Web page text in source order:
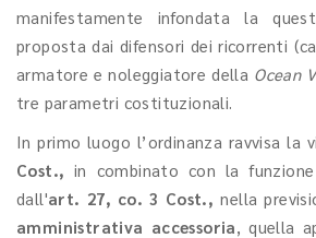
manifestamente infondata la
proposta dai difensori dei ricorrenti
armatore e noleggiatore della Ocean
tre parametri costituzionali.
In primo luogo l’ordinanza ravvisa la
Cost.,in combinato con la
dall'art. 27, co. 3 Cost.,nella
amministrativa accessoria, quella